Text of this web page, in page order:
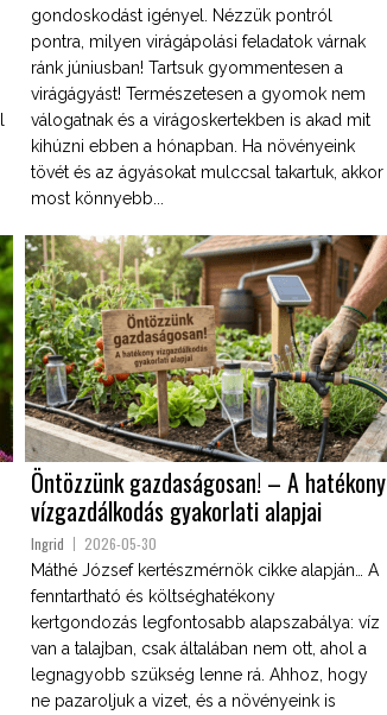
gondoskodást igényel. Nézzük pontról
pontra, milyen virágápolási feladatok várnak
ránk júniusban! Tartsuk gyommentesen a
virágágyást! Természetesen a gyomok nem
válogatnak és a virágoskertekben is akad mit
kihúzni ebben a hónapban. Ha növényeink
tövét és az ágyásokat mulccsal takartuk, akkor
most könnyebb...
Öntözzünk gazdaságosan! – A hatékony
vízgazdálkodás gyakorlati alapjai
Ingrid 2026-05-30
Máthé József kertészmérnök cikke alapján… A
fenntartható és költséghatékony
kertgondozás legfontosabb alapszabálya: víz
van a talajban, csak általában nem ott, ahol a
legnagyobb szükség lenne rá. Ahhoz, hogy
ne pazaroljuk a vizet, és a növényeink is